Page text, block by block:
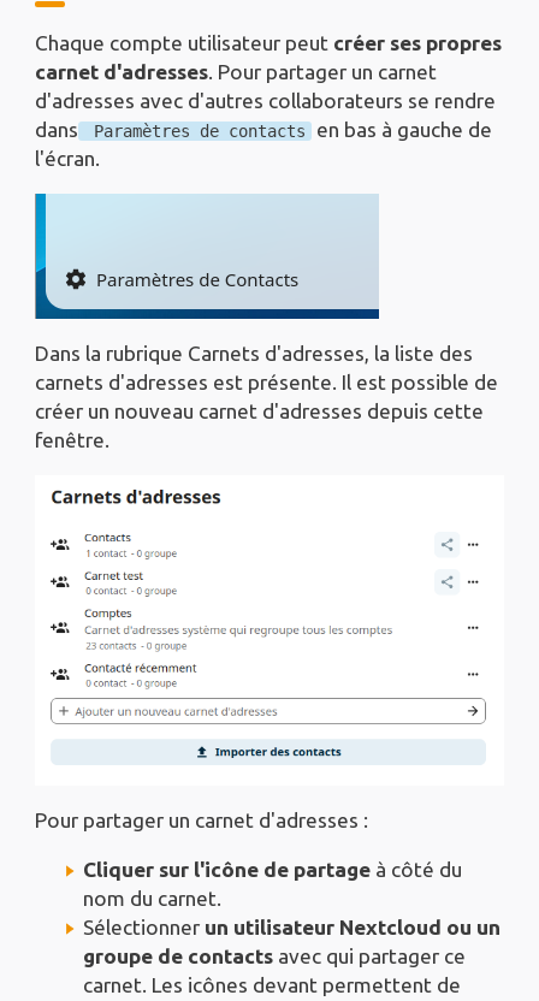
Texte
Long
Chaque compte utilisateur peut créer ses propres
carnet d'adresses. Pour partager un carnet
d'adresses avec d'autres collaborateurs se rendre
dans
Paramètres de contacts en bas à gauche de
l'écran.
Dans la rubrique Carnets d'adresses, la liste des
carnets d'adresses est présente. Il est possible de
créer un nouveau carnet d'adresses depuis cette
fenêtre.
Pour partager un carnet d'adresses :
Cliquer sur l'icône de partageà côté du
nom du carnet.
Sélectionner un utilisateur Nextcloud ou un
groupe de contactsavec qui partager ce
carnet. Les icônes devant permettent de